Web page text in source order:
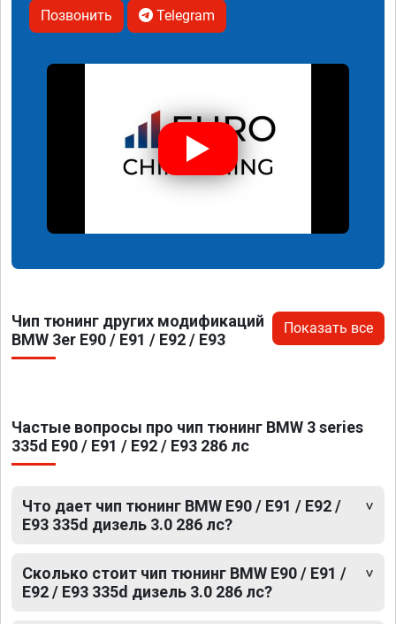
Позвонить Telegram
Чип тюнинг других модификаций
BMW 3er E90 / E91 / E92 / E93
Показать все
Частые вопросы про чип тюнинг BMW 3 series
335d E90 / E91 / E92 / E93 286 лс
Что дает чип тюнинг BMW E90 / E91 / E92 /
E93 335d дизель 3.0 286 лс?
Сколько стоит чип тюнинг BMW E90 / E91 /
E92 / E93 335d дизель 3.0 286 лс?